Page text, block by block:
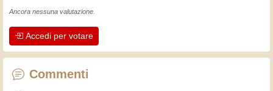
L'esperienza insegna! Tiene attivi e
artigiani professionisti mettono nel loro
lavoro. Impariamo insieme, ogni giorno
è una occasione per migliorare. Buon
Ancora nessuna valutazione.
Accedi per votare
Commenti